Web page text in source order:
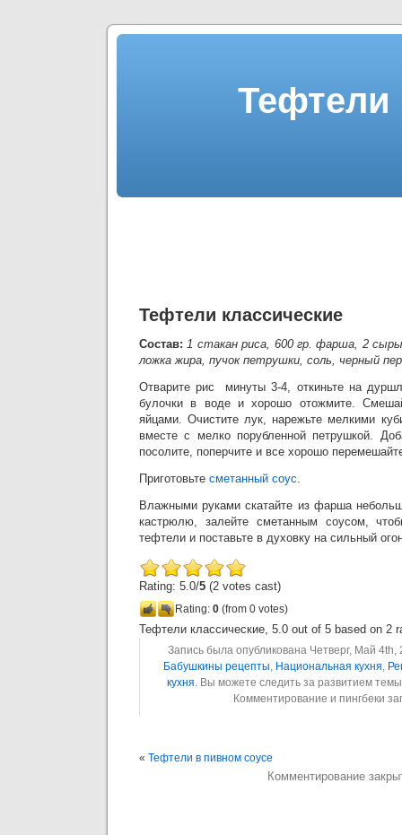
Тефтели
Тефтели классические
Состав:1 стакан риса, 600 гр. фарша, 2
ложка жира, пучок петрушки, соль, черный
Отварите рис минуты 3-4, откиньте на
булочки в воде и хорошо отожмите.
яйцами. Очистите лук, нарежьте мелкими
вместе с мелко порубленной петрушкой.
посолите, поперчите и все хорошо
Приготовьте сметанный соус.
Влажными руками скатайте из фарша
кастрюлю, залейте сметанным соусом,
тефтели и поставьте в духовку на сильный
Rating: 5.0/5 (2 votes cast)
Rating: 0 (from 0 votes)
Тефтели классические, 5.0 out of 5 based on 2
Запись была опубликована Четверг, Май 4th,
Бабушкины рецепты, Национальная кухня,
кухня. Вы можете следить за развитием
Комментирование и пингбеки
« Тефтели в пивном соусе
Комментирование